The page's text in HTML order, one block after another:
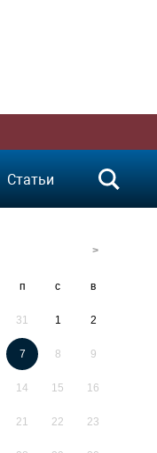
Статьи
п с в
31 1 2
7 8 9
14 15 16
21 22 23